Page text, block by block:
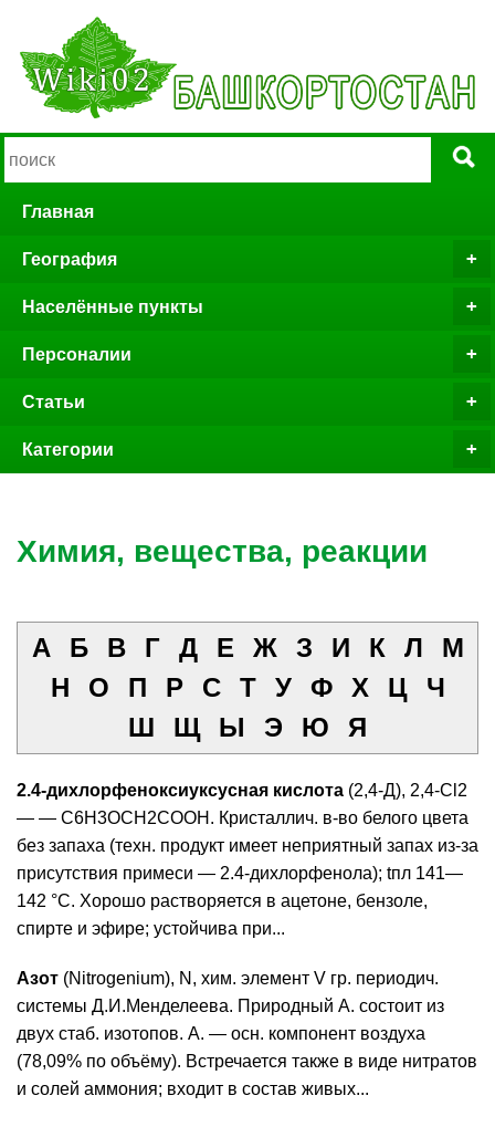
Главная
География
Населённые пункты
Персоналии
Статьи
Категории
Химия, вещества, реакции
А Б В Г Д Е Ж З И К Л
М
Н
О П Р С Т У Ф Х Ц
Ч
Ш
Щ Ы Э Ю Я
2.4-дихлорфеноксиуксусная кислота (2,4-Д), 2,4-Cl2
— — C6H3OCH2COOH. Кристаллич. в-во белого цвета
без запаха (техн. продукт имеет неприятный запах из-за
присутствия примеси — 2.4-дихлорфенола); tпл 141—
142 °C. Хорошо растворяется в ацетоне, бензоле,
спирте и эфире; устойчива при...
Азот (Nitrogenium), N, хим. элемент V гр. периодич.
системы Д.И.Менделеева. Природный А. состоит из
двух стаб. изотопов. А. — осн. компонент воздуха
(78,09% по объёму). Встречается также в виде нитратов
и солей аммония; входит в состав живых...